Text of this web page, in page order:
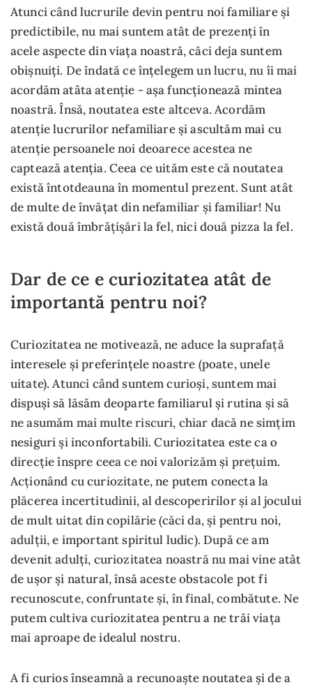
Atunci când lucrurile devin pentru noi familiare și
predictibile, nu mai suntem atât de prezenți în
acele aspecte din viața noastră, căci deja suntem
obișnuiți. De îndată ce înțelegem un lucru, nu îi mai
acordăm atâta atenție - așa funcționează mintea
noastră. Însă, noutatea este altceva. Acordăm
atenție lucrurilor nefamiliare și ascultăm mai cu
atenție persoanele noi deoarece acestea ne
captează atenția. Ceea ce uităm este că noutatea
există întotdeauna în momentul prezent. Sunt atât
de multe de învățat din nefamiliar și familiar! Nu
există două îmbrățișări la fel, nici două pizza la fel.
Dar de ce e curiozitatea atât de
importantă pentru noi?
Curiozitatea ne motivează, ne aduce la suprafață
interesele și preferințele noastre (poate, unele
uitate). Atunci când suntem curioși, suntem mai
dispuși să lăsăm deoparte familiarul și rutina și să
ne asumăm mai multe riscuri, chiar dacă ne simțim
nesiguri și inconfortabili. Curiozitatea este ca o
direcție înspre ceea ce noi valorizăm și prețuim.
Acționând cu curiozitate, ne putem conecta la
plăcerea incertitudinii, al descoperirilor și al jocului
de mult uitat din copilărie (căci da, și pentru noi,
adulții, e important spiritul ludic). După ce am
devenit adulți, curiozitatea noastră nu mai vine atât
de ușor și natural, însă aceste obstacole pot fi
recunoscute, confruntate și, în final, combătute. Ne
putem cultiva curiozitatea pentru a ne trăi viața
mai aproape de idealul nostru.
A fi curios înseamnă a recunoaște noutatea și de a